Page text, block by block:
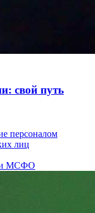
свой путь
персоналом
лиц
МСФО